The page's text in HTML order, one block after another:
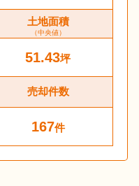
土地面積
（中央値）
51.43坪
売却件数
167件